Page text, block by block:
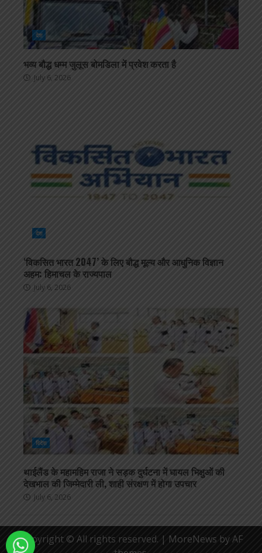
देश
भव्य बौद्ध धम्म जुलूस बोमडिला में प्रवेश करता है
July 6, 2026
देश
‘विकसित भारत 2047’ के लिए बौद्ध मूल्य और आधुनिक विज्ञान
अहम: हिमाचल के राज्यपाल
July 6, 2026
विदेश
थाईलैंड के महामहिम राजा ने सड़क दुर्घटना में घायल भिक्षुओं की
देखभाल की जिम्मेदारी ली, शाही संरक्षण में होगा उपचार
July 6, 2026
Copyright © All rights reserved. | MoreNews by AF